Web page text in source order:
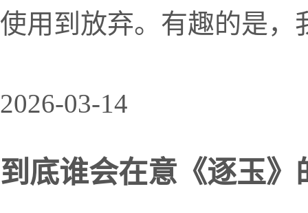
使用到放弃。有趣的是，
2026-03-14
到底谁会在意《逐玉》